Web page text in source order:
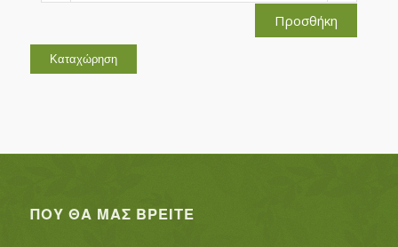
Προσθήκη
ΠΟΥ ΘΑ ΜΑΣ ΒΡΕΊΤΕ